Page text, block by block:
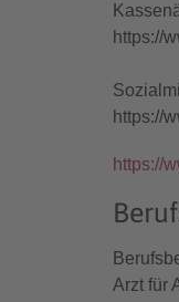
https://
https://
https://
Arzt für